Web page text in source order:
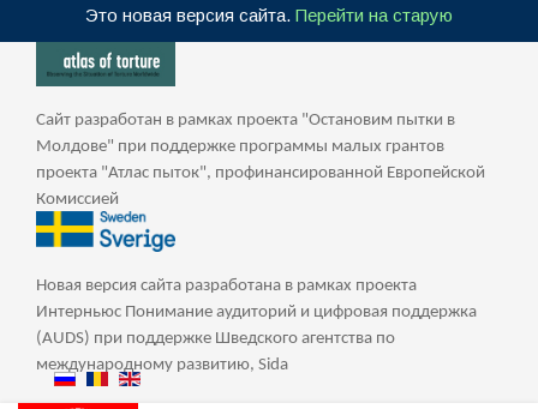
Это новая версия сайта. Перейти на старую
Сайт разработан в рамках проекта "Остановим пытки в
Молдове" при поддержке программы малых грантов
проекта "Атлас пыток", профинансированной Европейской
Комиссией
Новая версия сайта разработана в рамках проекта
Интерньюс Понимание аудиторий и цифровая поддержка
(AUDS) при поддержке Шведского агентства по
международному развитию, Sida